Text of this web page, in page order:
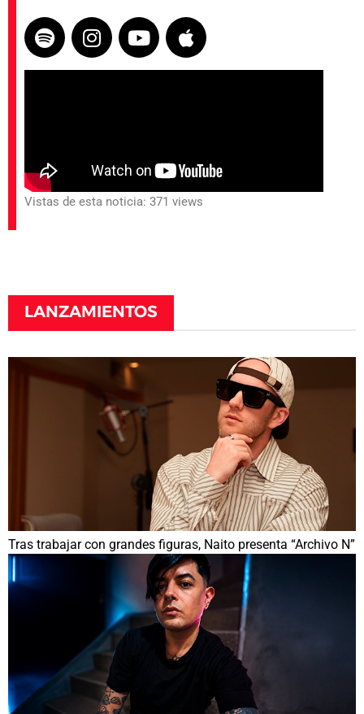
Vistas de esta noticia: 371 views
LANZAMIENTOS
Tras trabajar con grandes figuras, Naito presenta “Archivo N”